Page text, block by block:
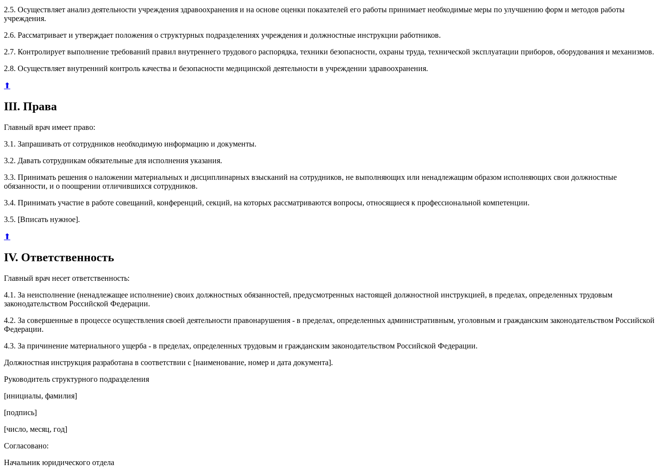
2.5. Осуществляет анализ деятельности учреждения здравоохранения и на основе оценки показателей его работы принимает необходимые меры по улучшению форм и методов работы
учреждения.
2.6. Рассматривает и утверждает положения о структурных подразделениях учреждения и должностные инструкции работников.
2.7. Контролирует выполнение требований правил внутреннего трудового распорядка, техники безопасности, охраны труда, технической эксплуатации приборов, оборудования и механизмов.
2.8. Осуществляет внутренний контроль качества и безопасности медицинской деятельности в учреждении здравоохранения.
⬆
III. Права
Главный врач имеет право:
3.1. Запрашивать от сотрудников необходимую информацию и документы.
3.2. Давать сотрудникам обязательные для исполнения указания.
3.3. Принимать решения о наложении материальных и дисциплинарных взысканий на сотрудников, не выполняющих или ненадлежащим образом исполняющих свои должностные
обязанности, и о поощрении отличившихся сотрудников.
3.4. Принимать участие в работе совещаний, конференций, секций, на которых рассматриваются вопросы, относящиеся к профессиональной компетенции.
3.5. [Вписать нужное].
⬆
IV. Ответственность
Главный врач несет ответственность:
4.1. За неисполнение (ненадлежащее исполнение) своих должностных обязанностей, предусмотренных настоящей должностной инструкцией, в пределах, определенных трудовым
законодательством Российской Федерации.
4.2. За совершенные в процессе осуществления своей деятельности правонарушения - в пределах, определенных административным, уголовным и гражданским законодательством Российской
Федерации.
4.3. За причинение материального ущерба - в пределах, определенных трудовым и гражданским законодательством Российской Федерации.
Должностная инструкция разработана в соответствии с [наименование, номер и дата документа].
Руководитель структурного подразделения
[инициалы, фамилия]
[подпись]
[число, месяц, год]
Согласовано:
Начальник юридического отдела